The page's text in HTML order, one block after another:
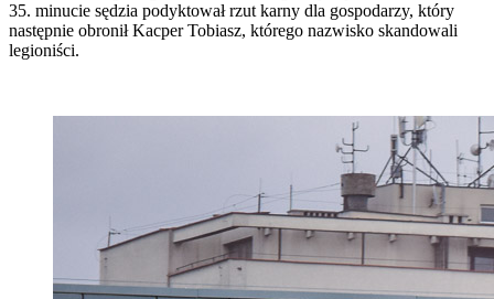
35. minucie sędzia podyktował rzut karny dla gospodarzy, który
następnie obronił Kacper Tobiasz, którego nazwisko skandowali
legioniści.